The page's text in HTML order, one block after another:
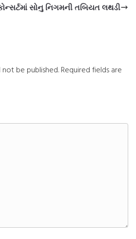
સોનુ નિગમની તબિયત લથડી
be published. Required fields are